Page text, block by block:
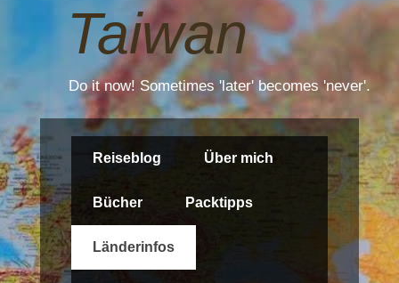
Taiwan
Do it now! Sometimes 'later' becomes 'never'.
Reiseblog Über mich
Bücher Packtipps
Länderinfos